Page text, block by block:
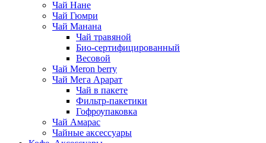
Чай Нане
Чай Гюмри
Чай Манана
Чай травяной
Био-сертифицированный
Весовой
Чай Meron berry
Чай Мега Арарат
Чай в пакете
Фильтр-пакетики
Гофроупаковка
Чай Амарас
Чайные аксессуары